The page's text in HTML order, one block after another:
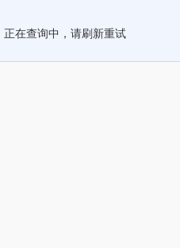
正在查询中，请刷新重试